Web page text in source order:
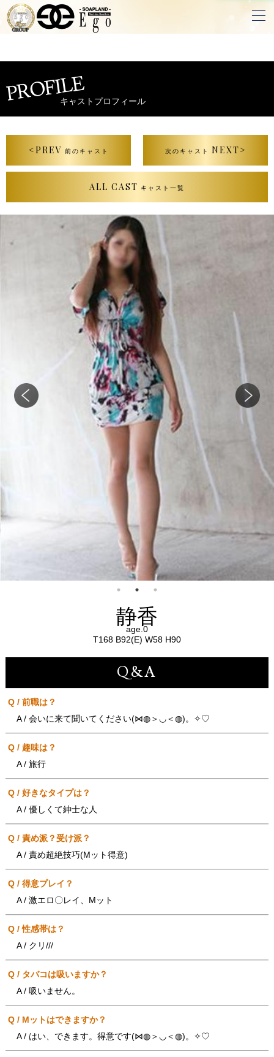
PROFILEキャストプロフィール
<PREV 前のキャスト
ALL CAST キャスト一覧
次のキャスト NEXT>
静香
age.0
T168 B92(E) W58 H90
Q&A
Q / 前職は？
A / 会いに来て聞いてください(⋈◍＞◡＜◍)。✧♡
Q / 趣味は？
A / 旅行
Q / 好きなタイプは？
A / 優しくて紳士な人
Q / 責め派？受け派？
A / 責め超絶技巧(Mット得意)
Q / 得意プレイ？
A / 激エロ〇レイ、Mット
Q / 性感帯は？
A / クリ///
Q / タバコは吸いますか？
A / 吸いません。
Q / Mットはできますか？
A / はい、できます。得意です(⋈◍＞◡＜◍)。✧♡